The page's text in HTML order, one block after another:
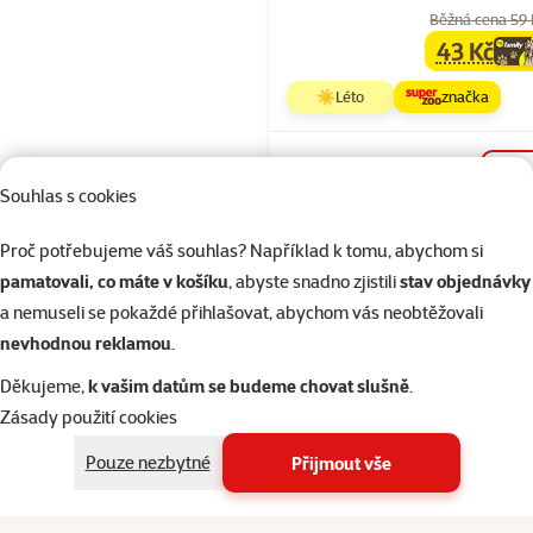
Souhlas s cookies
Proč potřebujeme váš souhlas? Například k tomu, abychom si
pamatovali, co máte v košíku, abyste snadno zjistilistav objednávky
a nemuseli se pokaždé přihlašovat, abychom vás neobtěžovali
nevhodnou reklamou.
Děkujeme,k vašim datům se budeme chovat slušně.
Zásady použití cookies
Pouze nezbytné
Přijmout vše
Běžná cena 59
family
43 Kč
☀️Léto značka
Toaleta
Hodnocení
family
169 Kč
značka